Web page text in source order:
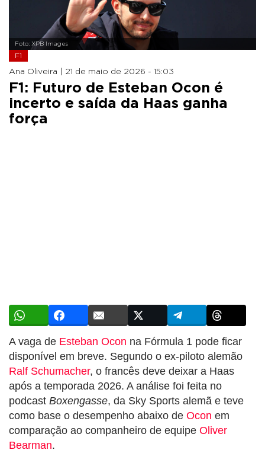
Foto: XPB Images
F1
Ana Oliveira | 21 de maio de 2026 - 15:03
F1: Futuro de Esteban Ocon é
incerto e saída da Haas ganha
força
A vaga de Esteban Ocon na Fórmula 1 pode ficar
disponível em breve. Segundo o ex-piloto alemão
Ralf Schumacher, o francês deve deixar a Haas
após a temporada 2026. A análise foi feita no
podcast Boxengasse, da Sky Sports alemã e teve
como base o desempenho abaixo de Ocon em
comparação ao companheiro de equipe Oliver
Bearman.